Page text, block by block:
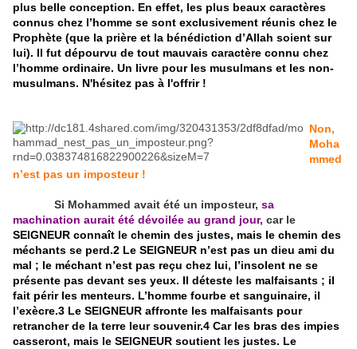
plus belle conception. En effet, les plus beaux caractères
connus chez l’homme se sont exclusivement réunis chez le
Prophète (que la prière et la bénédiction d’Allah soient sur
lui). Il fut dépourvu de tout mauvais caractère connu chez
l’homme ordinaire. Un livre pour les musulmans et les non-
musulmans. N'hésitez pas à l'offrir !
Non,
Moha
mmed
n’est pas un imposteur !
Si Mohammed avait été un imposteur, sa
machination aurait été dévoilée au grand jour, car le
SEIGNEUR connaît le chemin des justes, mais le chemin des
méchants se perd.2 Le SEIGNEUR n’est pas un dieu ami du
mal ; le méchant n’est pas reçu chez lui, l’insolent ne se
présente pas devant ses yeux. Il déteste les malfaisants ; il
fait périr les menteurs. L’homme fourbe et sanguinaire, il
l’exècre.3 Le SEIGNEUR affronte les malfaisants pour
retrancher de la terre leur souvenir.4 Car les bras des impies
casseront, mais le SEIGNEUR soutient les justes. Le